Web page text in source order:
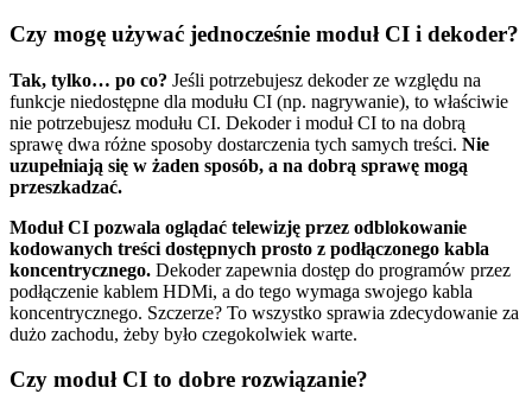
Czy mogę używać jednocześnie moduł CI i dekoder?
Tak, tylko… po co? Jeśli potrzebujesz dekoder ze względu na
funkcje niedostępne dla modułu CI (np. nagrywanie), to właściwie
nie potrzebujesz modułu CI. Dekoder i moduł CI to na dobrą
sprawę dwa różne sposoby dostarczenia tych samych treści. Nie
uzupełniają się w żaden sposób, a na dobrą sprawę mogą
przeszkadzać.
Moduł CI pozwala oglądać telewizję przez odblokowanie
kodowanych treści dostępnych prosto z podłączonego kabla
koncentrycznego. Dekoder zapewnia dostęp do programów przez
podłączenie kablem HDMi, a do tego wymaga swojego kabla
koncentrycznego. Szczerze? To wszystko sprawia zdecydowanie za
dużo zachodu, żeby było czegokolwiek warte.
Czy moduł CI to dobre rozwiązanie?